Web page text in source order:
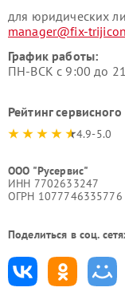
для юридических
manager@fix-
График работы:
ПН-ВСК с 9:00 до
Рейтинг
4.9-5.0
ООО "Русервис"
ИНН 7702633247
ОГРН 1077746335776
Поделиться в соц.